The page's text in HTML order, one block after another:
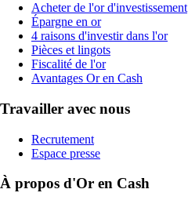
Acheter de l'or d'investissement
Épargne en or
4 raisons d'investir dans l'or
Pièces et lingots
Fiscalité de l'or
Avantages Or en Cash
Travailler avec nous
Recrutement
Espace presse
À propos d'Or en Cash